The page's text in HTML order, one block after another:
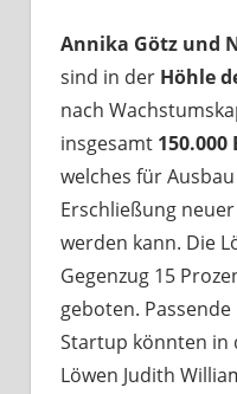
Annika Götz und
sind in der Höhle
nach
insgesamt 150.000
welches für
Erschließung
werden kann. Die
Gegenzug 15
geboten.
Startup könnten in
Löwen Judith